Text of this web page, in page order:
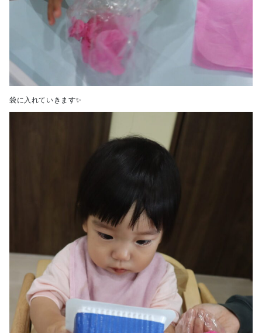
袋に入れていきます✨